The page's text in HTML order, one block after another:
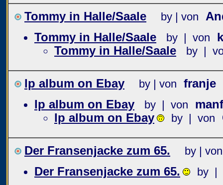
Tommy in Halle/Saale by | von
Tommy in Halle/Saale
by | von
Tommy in Halle/Saale
by |
lp album on Ebay by | von franje
lp album on Ebay
by | von
lp album on Ebay
by | von
Der Fransenjacke zum 65. by | von
Der Fransenjacke zum 65. by |